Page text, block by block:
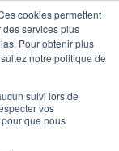
cookies permettent
services plus
Pour obtenir plus
notre politique de
suivi lors de
vos
que nous
Vosges